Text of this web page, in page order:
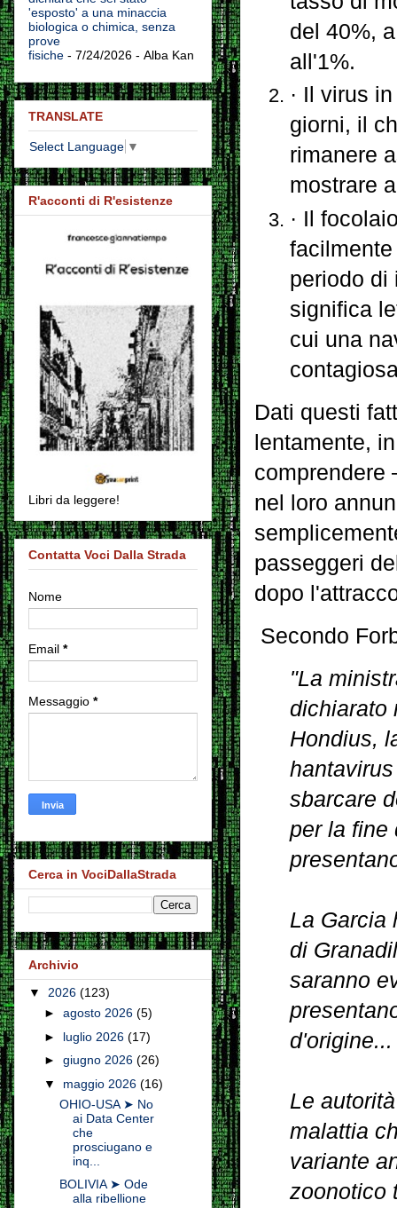
del 40%,
all'1%.
· Il virus
giorni, il
rimanere
mostrare
· Il
periodo di
significa
cui una
Dati questi
lentamente,
comprendere
nel loro
passeggeri
dopo
Secondo
"La
dichiarato
Hondius,
sbarcare
per la fine
La Garcia
di
saranno
d'origine...
Le
malattia
variante
zoonotico
'esposto' a una minaccia
biologica o chimica, senza
prove
fisiche - 7/24/2026 - Alba Kan
TRANSLATE
Select Language ▼
R'acconti di R'esistenze
Libri da leggere!
Contatta Voci Dalla Strada
Nome
Email *
Messaggio *
Cerca in VociDallaStrada
Archivio
▼ 2026 (123)
► agosto 2026 (5)
► luglio 2026 (17)
► giugno 2026 (26)
▼ maggio 2026 (16)
OHIO-USA ➤ No
ai Data Center
che
prosciugano e
inq...
BOLIVIA ➤ Ode
alla ribellione